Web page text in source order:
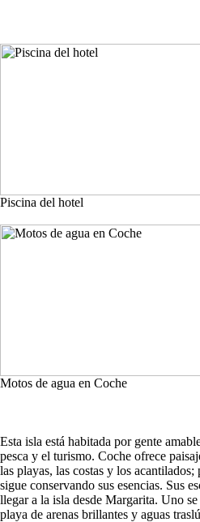
Piscina del hotel
Motos de agua en Coche
Esta isla está habitada por gente
pesca y el turismo. Coche ofrece
las playas, las costas y los
sigue conservando sus esencias. Sus
llegar a la isla desde Margarita. Uno
playa de arenas brillantes y aguas